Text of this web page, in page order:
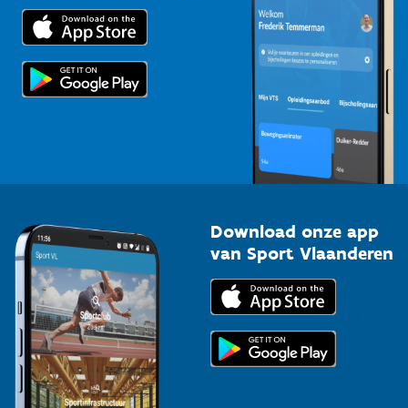
Trainers en begeleiders
Topsporters
Voor de pers
Download onze app
van Sport Vlaanderen